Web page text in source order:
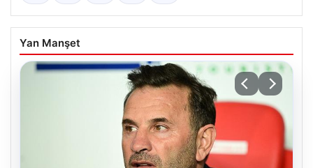
Yan Manşet